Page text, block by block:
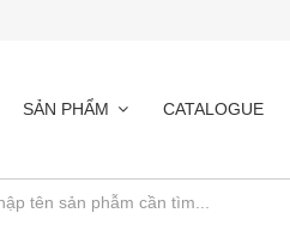
SẢN PHẨM CATALOGUE